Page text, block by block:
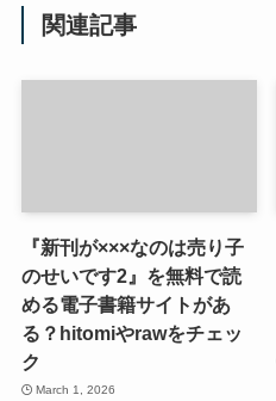
関連記事
『新刊が×××なのは売り子
のせいです2』を無料で読
める電子書籍サイトがあ
る？hitomiやrawをチェッ
ク
March 1, 2026